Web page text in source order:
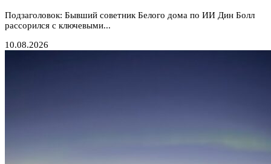
Подзаголовок: Бывший советник Белого дома по ИИ Дин Болл
рассорился с ключевыми...
10.08.2026